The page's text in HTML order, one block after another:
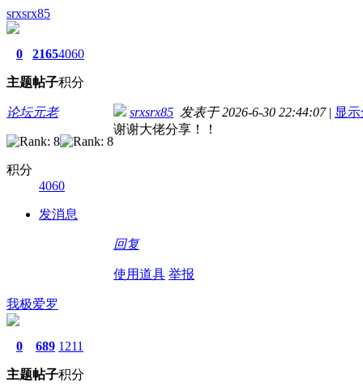
srxsrx85
0
主题
2165
帖子
4060
积分
论坛元老
积分
4060
发消息
srxsrx85 发表于 2026-6-30 22:44:07 | 显
谢谢大佬分享！！
回复
使用道具 举报
我极爱罗
0
主题
689
帖子
1211
积分